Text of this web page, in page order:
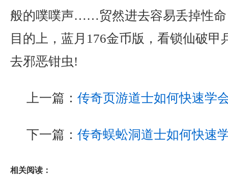
般的噗噗声……贸然进去容易丢掉性命
目的上，蓝月176金币版，看锁仙破
去邪恶钳虫!
上一篇： 传奇页游道士如何快速学
下一篇： 传奇蜈蚣洞道士如何快速
相关阅读：